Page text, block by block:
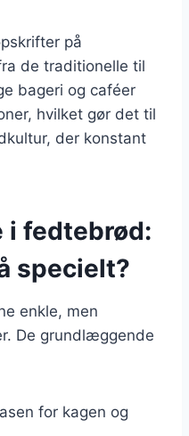
på
de traditionelle til
bageri og caféer
hvilket gør det til
der konstant
i fedtebrød:
specielt?
enkle, men
De grundlæggende
for kagen og